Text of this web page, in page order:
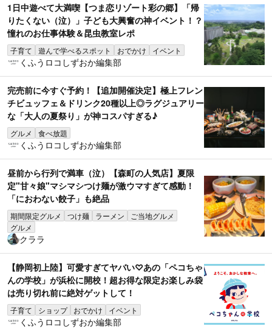
1日中遊べて大満喫【つま恋リゾート彩の郷】「帰
りたくない（泣）」子ども大興奮の神イベント！？
憧れのお仕事体験＆昆虫教室レポ
子育て 遊んで学べるスポット おでかけ イベント
くふうロコしずおか編集部
完売前に今すぐ予約！【追加開催決定】極上フレン
チビュッフェ＆ドリンク20種以上◎ラグジュアリー
な「大人の夏祭り」が神コスパすぎる♪
グルメ 食べ放題
くふうロコしずおか編集部
昼前から行列で満車（泣）【森町の人気店】夏限
定"甘々娘"マシマシつけ麺が激ウマすぎて感動！
「におわない餃子」も絶品
期間限定グルメ つけ麺 ラーメン
ご当地グルメ
グルメ
クララ
【静岡初上陸】可愛すぎてヤバい♡あの「ペコちゃ
んの学校」が浜松に開校！超お得な限定お楽しみ袋
は売り切れ前に絶対ゲットして！
子育て ショップ おでかけ イベント
くふうロコしずおか編集部